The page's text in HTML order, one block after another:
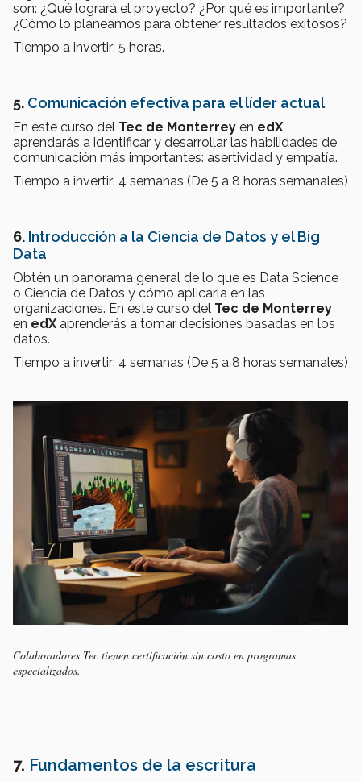
son: ¿Qué logrará el proyecto? ¿Por qué es importante?
¿Cómo lo planeamos para obtener resultados exitosos?
Tiempo a invertir: 5 horas.
5. Comunicación efectiva para el líder actual
En este curso del Tec de Monterrey en edX
aprendarás a identificar y desarrollar las habilidades de
comunicación más importantes: asertividad y empatía.
Tiempo a invertir: 4 semanas (De 5 a 8 horas semanales)
6. Introducción a la Ciencia de Datos y el Big
Data
Obtén un panorama general de lo que es Data Science
o Ciencia de Datos y cómo aplicarla en las
organizaciones. En este curso del Tec de Monterrey
en edX aprenderás a tomar decisiones basadas en los
datos.
Tiempo a invertir: 4 semanas (De 5 a 8 horas semanales)
Colaboradores Tec tienen certificación sin costo en programas
especializados.
7. Fundamentos de la escritura